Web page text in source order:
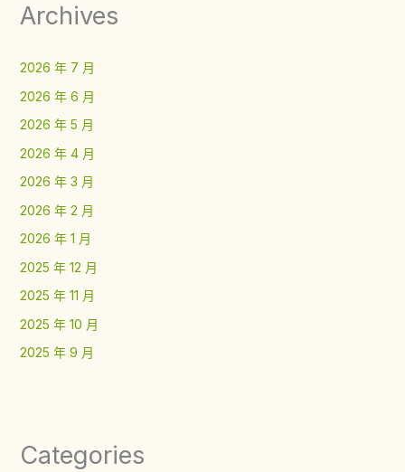
Archives
2026 年 7 月
2026 年 6 月
2026 年 5 月
2026 年 4 月
2026 年 3 月
2026 年 2 月
2026 年 1 月
2025 年 12 月
2025 年 11 月
2025 年 10 月
2025 年 9 月
Categories